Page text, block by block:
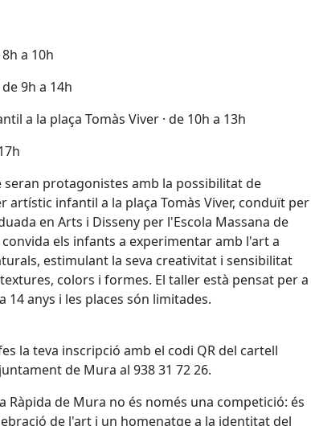
a 10h
9h a 14h
a la plaça Tomàs Viver · de 10h a 13h
seran protagonistes amb la possibilitat de
artístic infantil a la plaça Tomàs Viver, conduït per
en Arts i Disseny per l'Escola Massana de
els infants a experimentar amb l'art a
estimulant la seva creativitat i sensibilitat
colors i formes. El taller està pensat per a
14 anys i les places són limitades.
la teva inscripció amb el codi QR del cartell
de Mura al 938 31 72 26.
Ràpida de Mura no és només una competició: és
de l'art i un homenatge a la identitat del